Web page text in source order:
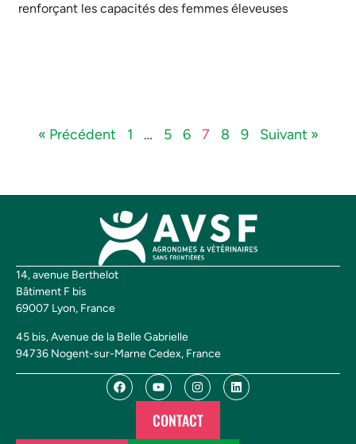
renforçant les capacités des femmes éleveuses
« Précédent 1 … 5 6 7 8 9 Suivant »
14, avenue Berthelot
Bâtiment F bis
69007 Lyon, France
45 bis, Avenue de la Belle Gabrielle
94736 Nogent-sur-Marne Cedex, France
CONTACT